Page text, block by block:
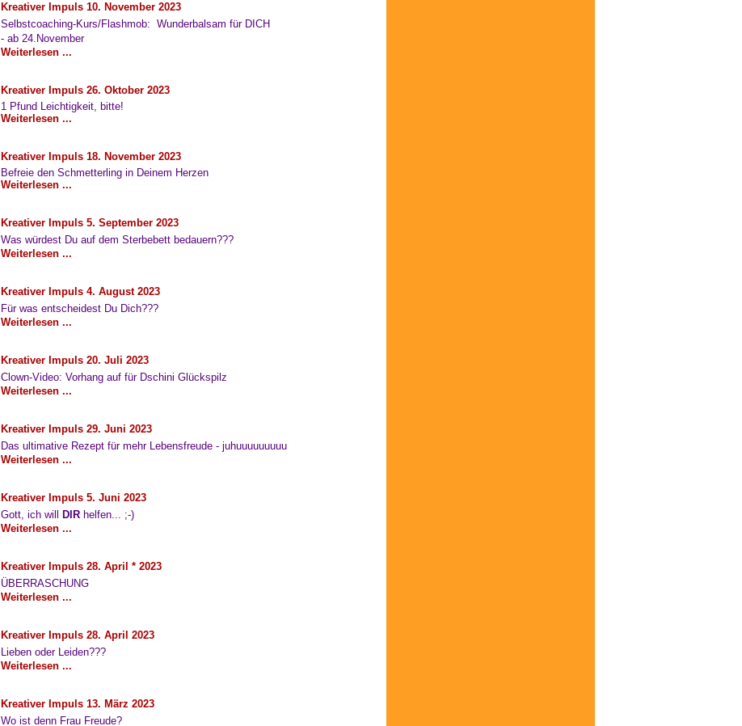
Kreativer Impuls 10. November 2023
Selbstcoaching-Kurs/Flashmob: Wunderbalsam für DICH
- ab 24.November
Weiterlesen ...
Kreativer Impuls 26. Oktober 2023
1 Pfund Leichtigkeit, bitte!
Weiterlesen ...
Kreativer Impuls 18. November 2023
Befreie den Schmetterling in Deinem Herzen
Weiterlesen ...
Kreativer Impuls 5. September 2023
Was würdest Du auf dem Sterbebett bedauern???
Weiterlesen ...
Kreativer Impuls 4. August 2023
Für was entscheidest Du Dich???
Weiterlesen ...
Kreativer Impuls 20. Juli 2023
Clown-Video: Vorhang auf für Dschini Glückspilz
Weiterlesen ...
Kreativer Impuls 29. Juni 2023
Das ultimative Rezept für mehr Lebensfreude - juhuuuuuuuuu
Weiterlesen ...
Kreativer Impuls 5. Juni 2023
Gott, ich will
DIR helfen... ;-)
Weiterlesen ...
Kreativer Impuls 28. April * 2023
ÜBERRASCHUNG
Weiterlesen ...
Kreativer Impuls 28. April 2023
Lieben oder Leiden???
Weiterlesen ...
Kreativer Impuls 13. März 2023
Wo ist denn Frau Freude?